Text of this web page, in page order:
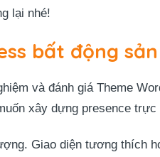
lại nhé!
bất động sản
và đánh giá Theme
xây dựng presence trực
Giao diện tương thích